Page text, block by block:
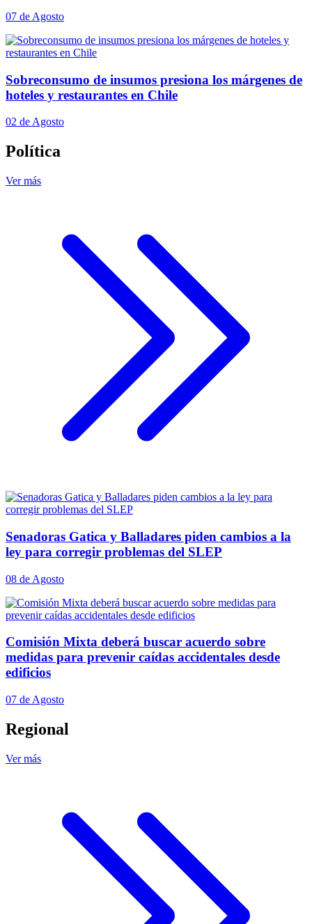
07 de Agosto
Sobreconsumo de insumos presiona los márgenes de
hoteles y restaurantes en Chile
02 de Agosto
Política
Ver más
Senadoras Gatica y Balladares piden cambios a la
ley para corregir problemas del SLEP
08 de Agosto
Comisión Mixta deberá buscar acuerdo sobre
medidas para prevenir caídas accidentales desde
edificios
07 de Agosto
Regional
Ver más